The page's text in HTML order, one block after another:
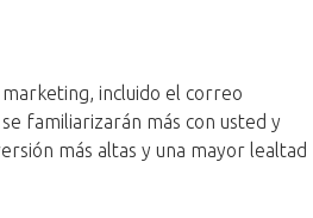
incluido el correo
familiarizarán más con usted y
más altas y una mayor lealtad